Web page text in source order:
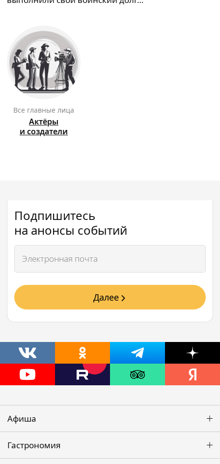
Все главные лица
Актёры
и создатели
Подпишитесь
на анонсы событий
Далее
Афиша
Гастрономия